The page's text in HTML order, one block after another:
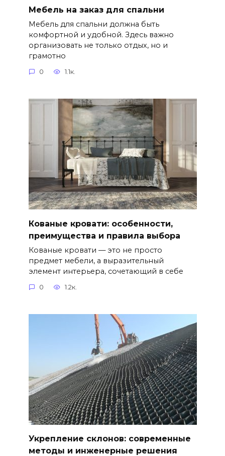
Мебель на заказ для спальни
Мебель для спальни должна быть
комфортной и удобной. Здесь важно
организовать не только отдых, но и
грамотно
0 1.1к.
Кованые кровати: особенности,
преимущества и правила выбора
Кованые кровати — это не просто
предмет мебели, а выразительный
элемент интерьера, сочетающий в себе
0 1.2к.
Укрепление склонов: современные
методы и инженерные решения